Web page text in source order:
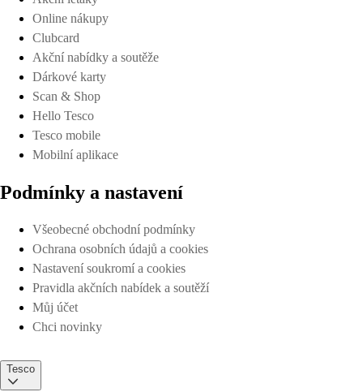
Online nákupy
Clubcard
Akční nabídky a soutěže
Dárkové karty
Scan & Shop
Hello Tesco
Tesco mobile
Mobilní aplikace
Podmínky a nastavení
Všeobecné obchodní podmínky
Ochrana osobních údajů a cookies
Nastavení soukromí a cookies
Pravidla akčních nabídek a soutěží
Můj účet
Chci novinky
Tesco